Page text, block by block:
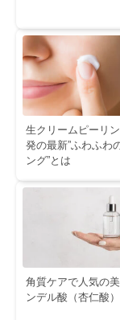
生クリームピーリ
発の最新”ふわふわ
ング”とは
角質ケアで人気の
ンデル酸（杏仁酸